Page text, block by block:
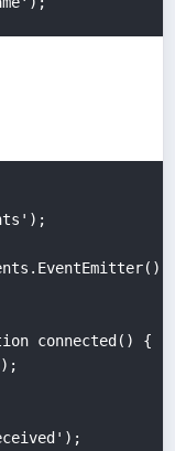
connected() {